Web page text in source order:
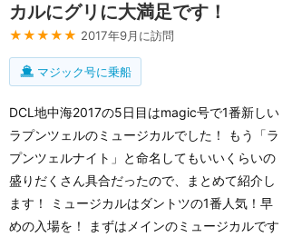
カルにグリに大満足です！
★★★★★ 2017年9月に訪問
マジック号に乗船
DCL地中海2017の5日目はmagic号で1番新しい
ラプンツェルのミュージカルでした！ もう「ラ
プンツェルナイト」と命名してもいいくらいの
盛りだくさん具合だったので、まとめて紹介し
ます！ ミュージカルはダントツの1番人気！早
めの入場を！ まずはメインのミュージカルです